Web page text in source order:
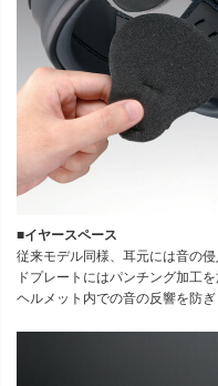
■イヤースペース
従来モデル同様、耳元には音の
ドプレートにはパンチング加工
ヘルメット内での音の反響を防ぎ